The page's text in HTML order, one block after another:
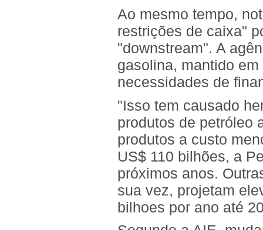
Ao mesmo tempo,
restrições de caixa"
"downstream". A
gasolina, mantido
necessidades de
"Isso tem causado
produtos de petróleo
produtos a custo
US$ 110 bilhões, a
próximos anos.
sua vez, projetam
bilhoes por ano até